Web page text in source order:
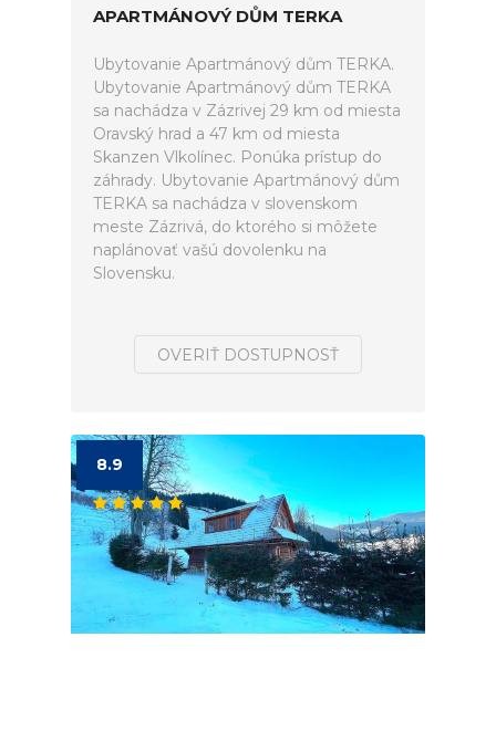
APARTMÁNOVÝ DŮM TERKA
Ubytovanie Apartmánový dům TERKA.
Ubytovanie Apartmánový dům TERKA
sa nachádza v Zázrivej 29 km od miesta
Oravský hrad a 47 km od miesta
Skanzen Vlkolínec. Ponúka prístup do
záhrady. Ubytovanie Apartmánový dům
TERKA sa nachádza v slovenskom
meste Zázrivá, do ktorého si môžete
naplánovať vašú dovolenku na
Slovensku.
OVERIŤ DOSTUPNOSŤ
8.9